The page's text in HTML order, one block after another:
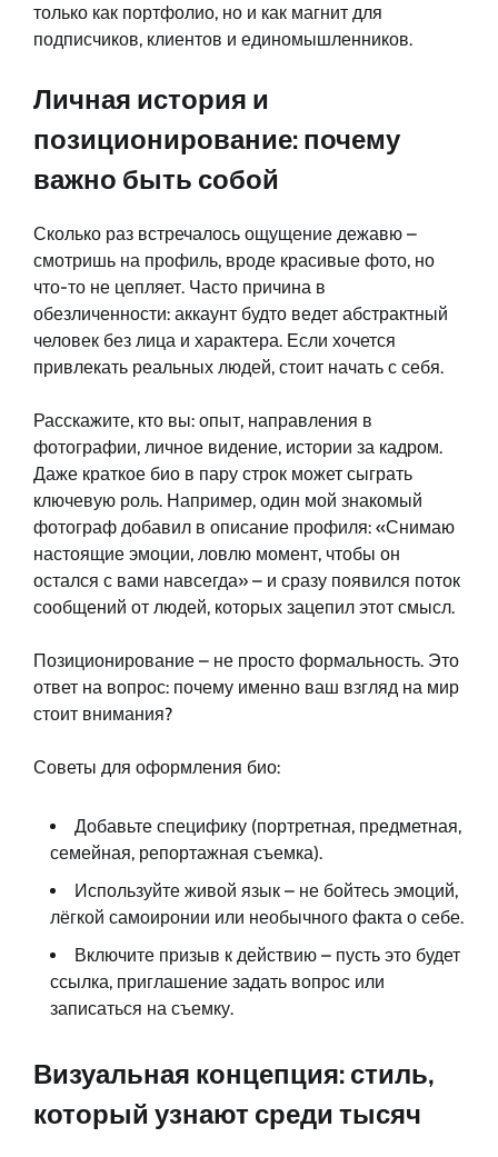
только как портфолио, но и как магнит для
подписчиков, клиентов и единомышленников.
Личная история и
позиционирование: почему
важно быть собой
Сколько раз встречалось ощущение дежавю –
смотришь на профиль, вроде красивые фото, но
что-то не цепляет. Часто причина в
обезличенности: аккаунт будто ведет абстрактный
человек без лица и характера. Если хочется
привлекать реальных людей, стоит начать с себя.
Расскажите, кто вы: опыт, направления в
фотографии, личное видение, истории за кадром.
Даже краткое био в пару строк может сыграть
ключевую роль. Например, один мой знакомый
фотограф добавил в описание профиля: «Снимаю
настоящие эмоции, ловлю момент, чтобы он
остался с вами навсегда» – и сразу появился поток
сообщений от людей, которых зацепил этот смысл.
Позиционирование – не просто формальность. Это
ответ на вопрос: почему именно ваш взгляд на мир
стоит внимания?
Советы для оформления био:
Добавьте специфику (портретная, предметная,
семейная, репортажная съемка).
Используйте живой язык – не бойтесь эмоций,
лёгкой самоиронии или необычного факта о себе.
Включите призыв к действию – пусть это будет
ссылка, приглашение задать вопрос или
записаться на съемку.
Визуальная концепция: стиль,
который узнают среди тысяч